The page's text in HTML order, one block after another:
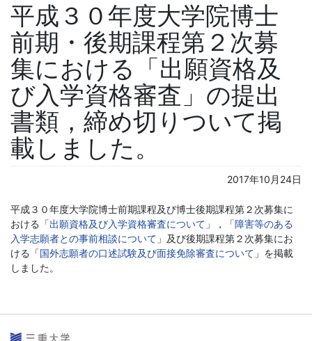
平成３０年度大学院博士
前期・後期課程第２次募
集における「出願資格及
び入学資格審査」の提出
書類，締め切りついて掲
載しました。
2017年10月24日
平成３０年度大学院博士前期課程及び博士後期課程第２次募集に
おける「出願資格及び入学資格審査について 」，「障害等のある
入学志願者との事前相談について 」及び後期課程第２次募集にお
ける「国外志願者の口述試験及び面接免除審査について 」を掲載
しました。